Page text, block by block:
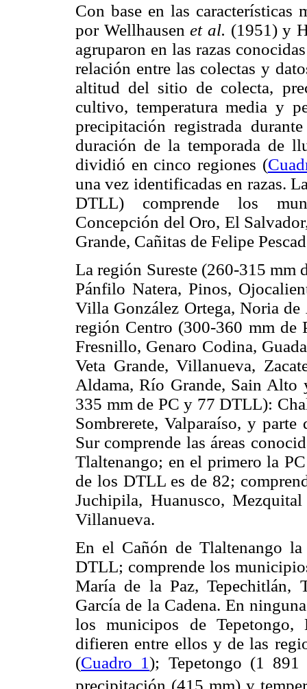
Con base en las características
por Wellhausenet al. (1951) y
agruparon en las razas
relación entre las colectas y
altitud del sitio de colecta,
cultivo, temperatura media y
precipitación registrada
duración de la temporada de
dividió en cinco regiones (
una vez identificadas en razas.
DTLL) comprende los
Concepción del Oro, El
Grande, Cañitas de Felipe
La región Sureste (260-315
Pánfilo Natera, Pinos,
Villa González Ortega, Noria
región Centro (300-360 mm de
Fresnillo, Genaro Codina,
Veta Grande, Villanueva,
Aldama, Río Grande, Sain
335 mm de PC y 77 DTLL):
Sombrerete, Valparaíso, y
Sur comprende las áreas
Tlaltenango; en el primero la
de los DTLL es de 82;
Juchipila, Huanusco,
Villanueva.
En el Cañón de Tlaltenango
DTLL; comprende los
María de la Paz, Tepechitlán,
García de la Cadena. En
los municipos de Tepetongo,
difieren entre ellos y de las
(Cuadro 1); Tepetongo (1